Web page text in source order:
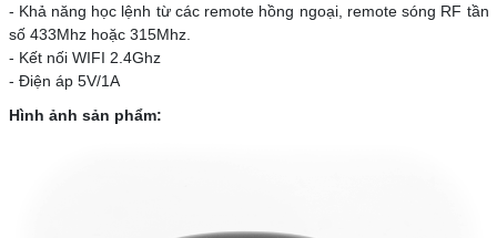
- Khả năng học lệnh từ các remote hồng ngoại, remote sóng RF tần
số 433Mhz hoặc 315Mhz.
- Kết nối WIFI 2.4Ghz
- Điện áp 5V/1A
Hình ảnh sản phẩm: